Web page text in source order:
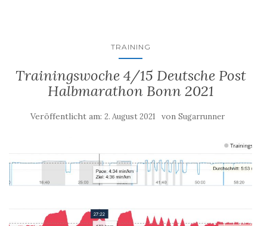
TRAINING
Trainingswoche 4/15 Deutsche Post
Halbmarathon Bonn 2021
Veröffentlicht am: 2. August 2021 von Sugarrunner